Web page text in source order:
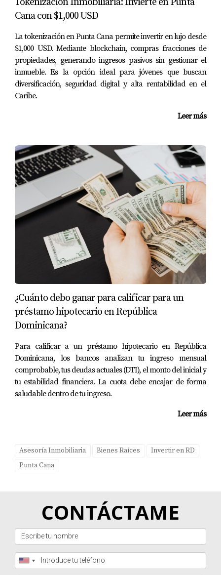
huéspedes.
Conclusión
Evaluar la rentabilidad de una propiedad turística en
Punta Cana es un proceso que requiere atención al
detalle y análisis cuidadoso. Al comprender los factores
clave como ocupación, tarifas promedio y gastos
asociados, estarás mejor preparado para tomar
decisiones informadas sobre tu inversión. Recuerda
Si estás listo para dar el siguiente paso hacia una
inversión segura y rentable en Punta Cana, no dudes en
contactarme. SoyYolanda Landínez, asesora
inmobiliaria internacional especializada en propiedades
turísticas en Punta Cana, y acompaño principalmente a
latinoamericanos y españoles a invertir con claridad,
propósito y estrategia. A través de mi contenido
comparto información práctica para que tomes
decisiones inteligentes y seguras.
¿Buscas invertir o tener tu lugar en Punta Cana?
¡Conversemos!
Cana con $1,000 USD
La tokenización en Punta Cana permite invertir en lujo desde
$1,000 USD. Mediante blockchain, compras fracciones de
propiedades, generando ingresos pasivos sin gestionar el
inmueble. Es la opción ideal para jóvenes que buscan
diversificación, seguridad digital y alta rentabilidad en el
Caribe.
Leer más
¿Cuánto debo ganar para calificar para un
préstamo hipotecario en República
Dominicana?
Para calificar a un préstamo hipotecario en República
Dominicana, los bancos analizan tu ingreso mensual
comprobable, tus deudas actuales (DTI), el monto del inicial y
tu estabilidad financiera. La cuota debe encajar de forma
saludable dentro de tu ingreso.
Leer más
Asesoría Inmobiliaria Bienes Raíces
Invertir en RD
Punta Cana
CONTÁCTAME